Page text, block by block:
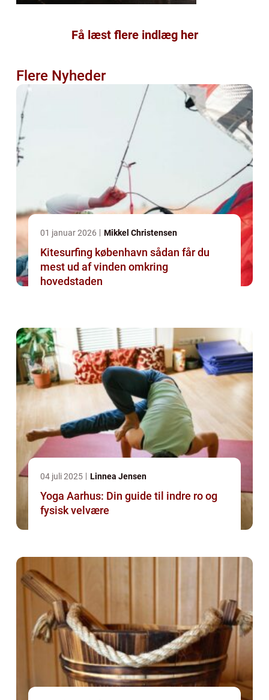
Få læst flere indlæg her
Flere Nyheder
01 januar 2026 Mikkel Christensen
Kitesurfing københavn sådan får du
mest ud af vinden omkring
hovedstaden
04 juli 2025 Linnea Jensen
Yoga Aarhus: Din guide til indre ro og
fysisk velvære